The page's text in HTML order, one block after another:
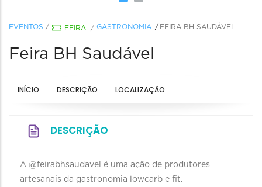
EVENTOS / FEIRA / GASTRONOMIA FEIRA BH SAUDÁVEL
Feira BH Saudável
INÍCIO DESCRIÇÃO LOCALIZAÇÃO
DESCRIÇÃO
A @feirabhsaudavel é uma ação de produtores
artesanais da gastronomia lowcarb e fit.